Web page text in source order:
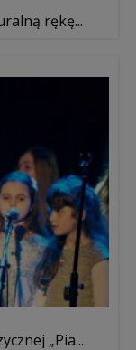
rękę...
„Pia...